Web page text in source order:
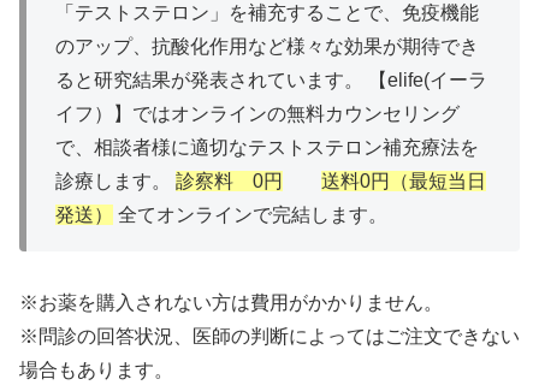
「テストステロン」を補充することで、免疫機能
のアップ、抗酸化作用など様々な効果が期待でき
ると研究結果が発表されています。 【elife(イーラ
イフ）】ではオンラインの無料カウンセリング
で、相談者様に適切なテストステロン補充療法を
診療します。 診察料 0円
送料0円（最短当日
発送）
全てオンラインで完結します。
※お薬を購入されない方は費用がかかりません。
※問診の回答状況、医師の判断によってはご注文できない
場合もあります。